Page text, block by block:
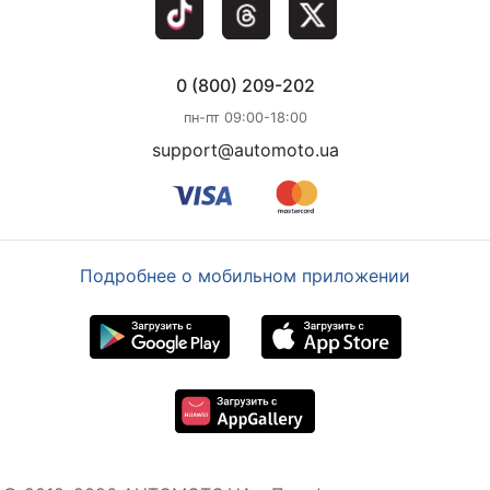
0 (800) 209-202
пн-пт 09:00-18:00
support@automoto.ua
Подробнее о мобильном приложении